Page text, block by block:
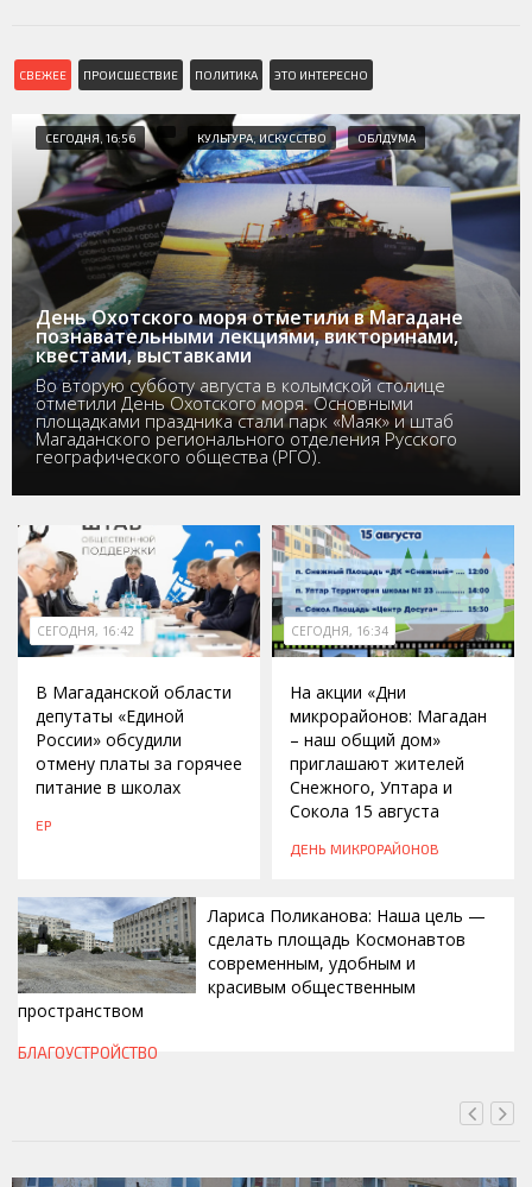
СВЕЖЕЕ ПРОИСШЕСТВИЕ ПОЛИТИКА ЭТО ИНТЕРЕСНО
СЕГОДНЯ, 16:56 КУЛЬТУРА, ИСКУССТВО ОБЛДУМА
День Охотского моря отметили в Магадане
познавательными лекциями, викторинами,
квестами, выставками
Во вторую субботу августа в колымской столице
отметили День Охотского моря. Основными
площадками праздника стали парк «Маяк» и штаб
Магаданского регионального отделения Русского
географического общества (РГО).
СЕГОДНЯ, 16:42
В Магаданской области
депутаты «Единой
России» обсудили
отмену платы за горячее
питание в школах
ЕР
СЕГОДНЯ, 16:34
На акции «Дни
микрорайонов: Магадан
– наш общий дом»
приглашают жителей
Снежного, Уптара и
Сокола 15 августа
ДЕНЬ МИКРОРАЙОНОВ
Лариса Поликанова: Наша цель —
сделать площадь Космонавтов
современным, удобным и
красивым общественным
пространством
БЛАГОУСТРОЙСТВО